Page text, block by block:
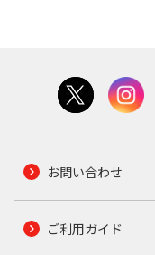
お問い合わせ
ご利用ガイド